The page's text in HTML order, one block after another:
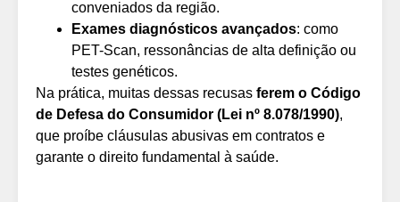
conveniados da região.
Exames diagnósticos avançados: como
PET-Scan, ressonâncias de alta definição ou
testes genéticos.
Na prática, muitas dessas recusas ferem o Código
de Defesa do Consumidor (Lei nº 8.078/1990),
que proíbe cláusulas abusivas em contratos e
garante o direito fundamental à saúde.